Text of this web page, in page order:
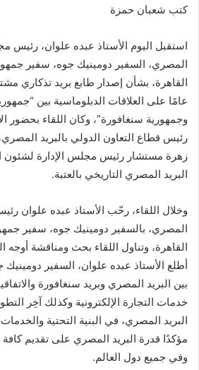
كتب شعبان حمزة
استقبل اليوم الأستاذ عبده علوان، رئيس
المصري، السفير دومينيك جوه، سفير
عامًا على العلاقات الدبلوماسية بين
وجمهورية سنغافورة”، وكان اللقاء بحضور
رئيس قطاع التعاون الدولي بالبريد
زهرة مستشار رئيس مجلس الإدارة لشئون
البريد المصري التاريخي بالعتبة.
وخلال اللقاء، رحّب الأستاذ عبده علوان
المصري، بالسفير دومينيك جوه، سفير
القاهرة، وتناول اللقاء بحث ومناقشة أوجه
أطلع الأستاذ عبده علوان، السفير دومينيك
بين البريد المصري وبريد سنغافورة
خدمات التجارة الإلكترونية وكذلك آخِر
البريد المصري، في البنية التحتية
مؤكدًا قدرة البريد المصري على تقديم
وفي جميع دول العالم.